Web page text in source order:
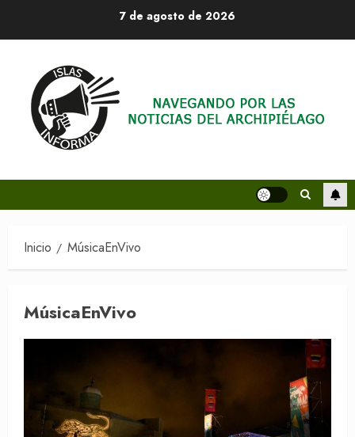
7 de agosto de 2026
Inicio MúsicaEnVivo
MúsicaEnVivo